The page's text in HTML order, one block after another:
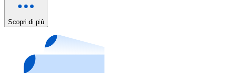
Negozio - Carte regalo
Nuovo
Acquista gift card dei tuoi marchi preferiti con
Vai al negozio di carte regalo
Scopri di più